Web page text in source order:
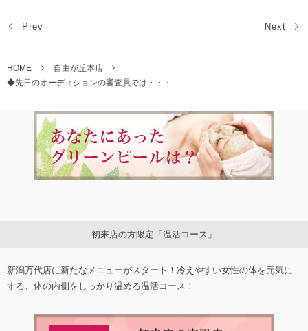
Prev Next
HOME
自由が丘本店
◆先日のオーディションの審査員では・・・
初来店の方限定「温活コース」
新潟万代店に新たなメニューがスタート！冷えやすい女性の体を元気に
する、体の内側をしっかり温める温活コース！